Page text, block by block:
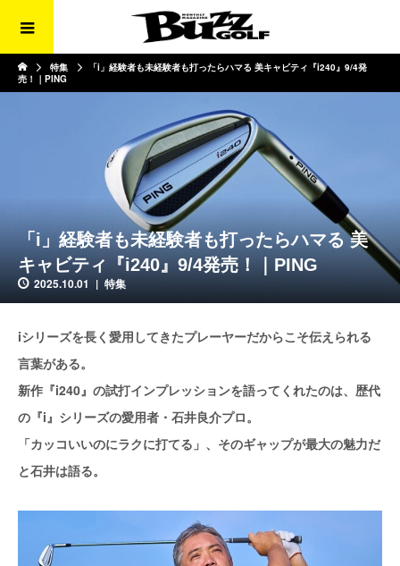
特集
「i」経験者も未経験者も打ったらハマる 美キャビティ『i240』9/4発
売！｜PING
「i」経験者も未経験者も打ったらハマる 美
キャビティ『i240』9/4発売！｜PING
2025.10.01 特集
iシリーズを長く愛用してきたプレーヤーだからこそ伝えられる
言葉がある。
新作『i240』の試打インプレッションを語ってくれたのは、歴代
の『i』シリーズの愛用者・石井良介プロ。
「カッコいいのにラクに打てる」、そのギャップが最大の魅力だ
と石井は語る。